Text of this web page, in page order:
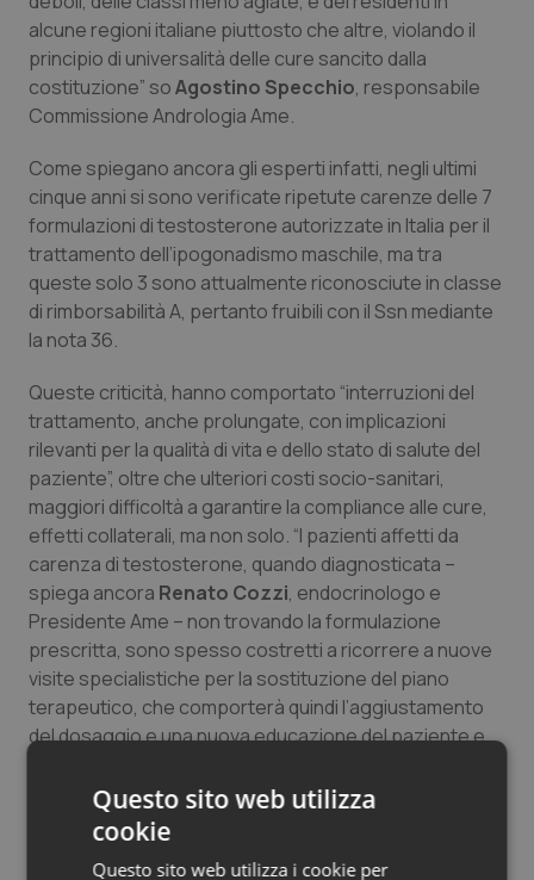
Quotidiano Cardiologia
Quotidiano Chirurgia
Quotidiano Oncologia
Quotidiano Pediatria
Rene & patologie urogenitali
Sangue & coagulazione
Tiroide
Tumore al seno
Tumore ovarico
Tumori del Polmone & Testa Collo
Tumori gastrointestinali
Ulcera & Reflusso
Vaccini
alcune regioni italiane piuttosto che altre, violando il
principio di universalità delle cure sancito dalla
costituzione” soAgostino Specchio, responsabile
Commissione Andrologia Ame.
Come spiegano ancora gli esperti infatti, negli ultimi
cinque anni si sono verificate ripetute carenze delle 7
formulazioni di testosterone autorizzate in Italia per il
trattamento dell’ipogonadismo maschile, ma tra
queste solo 3 sono attualmente riconosciute in classe
di rimborsabilità A, pertanto fruibili con il Ssn mediante
la nota 36.
Queste criticità, hanno comportato “interruzioni del
trattamento, anche prolungate, con implicazioni
rilevanti per la qualità di vita e dello stato di salute del
paziente”, oltre che ulteriori costi socio-sanitari,
maggiori difficoltà a garantire la compliance alle cure,
effetti collaterali, ma non solo. “I pazienti affetti da
carenza di testosterone, quando diagnosticata –
spiega ancora Renato Cozzi, endocrinologo e
Presidente Ame – non trovando la formulazione
prescritta, sono spesso costretti a ricorrere a nuove
visite specialistiche per la sostituzione del piano
terapeutico, che comporterà quindi l’aggiustamento
del dosaggio e una nuova educazione del paziente e
Senza considerare che “le varie formulazioni, oltre a
differire per la modalità di somministrazione,
differiscono anche per farmacocinetica e
Questo sito web utilizza
cookie
Questo sito web utilizza i cookie per